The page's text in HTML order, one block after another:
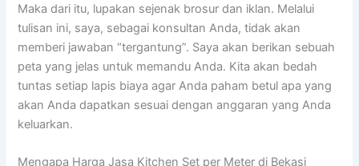
Maka dari itu, lupakan sejenak brosur dan iklan. Melalui
tulisan ini, saya, sebagai konsultan Anda, tidak akan
memberi jawaban “tergantung”. Saya akan berikan sebuah
peta yang jelas untuk memandu Anda. Kita akan bedah
tuntas setiap lapis biaya agar Anda paham betul apa yang
akan Anda dapatkan sesuai dengan anggaran yang Anda
keluarkan.
Mengapa Harga Jasa Kitchen Set per Meter di Bekasi